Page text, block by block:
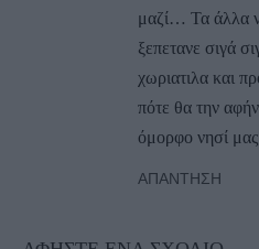
μαζί… Τα άλλα
ξεπετανε σιγά
χωριατιλα και
πότε θα την
όμορφο νησί
ΑΠΆΝΤΗΣΗ